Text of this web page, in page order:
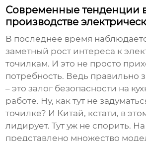
Современные тенденции
производстве
В последнее время
заметный рост интереса к
точилкам. И это не просто
потребность. Ведь правильно
– это залог безопасности на
работе. Ну, как тут не
точилке? И Китай, кстати, в
лидирует. Тут уж не спорить.
представлено множество